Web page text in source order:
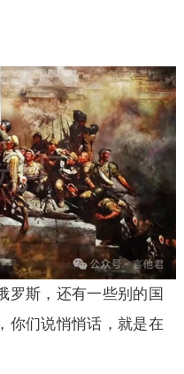
罗斯，还有一些别的国
你们说悄悄话，就是在